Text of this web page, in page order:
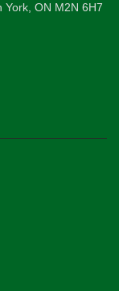
York, ON M2N 6H7